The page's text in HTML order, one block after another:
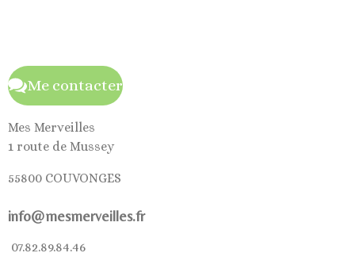
Me contacter
Mes Merveilles
1 route de Mussey
55800 COUVONGES
info@mesmerveilles.fr
07.82.89.84.46